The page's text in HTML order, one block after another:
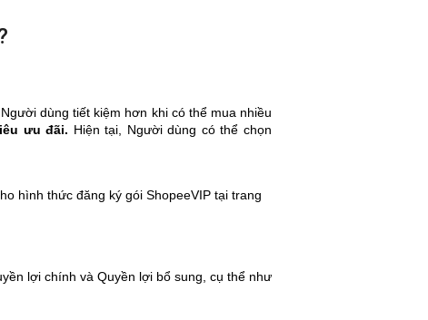
dùng tiết kiệm hơn khi có thể mua nhiều
ưu đãi. Hiện tại, Người dùng có thể chọn
hình thức đăng ký gói ShopeeVIP tại trang
lợi chính và Quyền lợi bổ sung, cụ thể như